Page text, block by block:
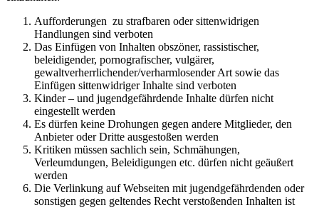
Aufforderungen zu strafbaren oder sittenwidrigen
Handlungen sind verboten
Das Einfügen von Inhalten obszöner, rassistischer,
beleidigender, pornografischer, vulgärer,
gewaltverherrlichender/verharmlosender Art sowie das
Einfügen sittenwidriger Inhalte sind verboten
Kinder – und jugendgefährdende Inhalte dürfen nicht
eingestellt werden
Es dürfen keine Drohungen gegen andere Mitglieder, den
Anbieter oder Dritte ausgestoßen werden
Kritiken müssen sachlich sein, Schmähungen,
Verleumdungen, Beleidigungen etc. dürfen nicht geäußert
werden
Die Verlinkung auf Webseiten mit jugendgefährdenden oder
sonstigen gegen geltendes Recht verstoßenden Inhalten ist